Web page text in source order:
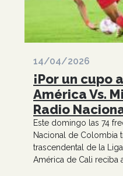
14/04/2026
¡Por un cupo
América Vs.
Radio
Este domingo las 74
Nacional de Colombia
trascendental de la
América de Cali reciba